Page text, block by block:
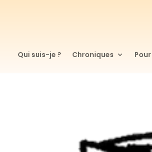
Qui suis-je ? Chroniques